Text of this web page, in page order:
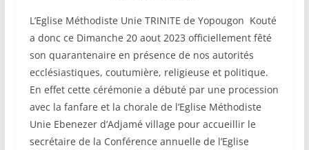
L’Eglise Méthodiste Unie TRINITE de Yopougon Kouté
a donc ce Dimanche 20 aout 2023 officiellement fêté
son quarantenaire en présence de nos autorités
ecclésiastiques, coutumière, religieuse et politique.
En effet cette cérémonie a débuté par une procession
avec la fanfare et la chorale de l’Eglise Méthodiste
Unie Ebenezer d’Adjamé village pour accueillir le
secrétaire de la Conférence annuelle de l’Eglise